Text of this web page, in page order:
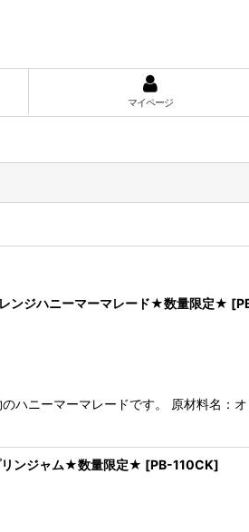
マイページ
ンジハニーマーマレード★数量限定★ [
ハニーマーマレードです。 原材料名：
リンジャム★数量限定★ [PB-110CK]